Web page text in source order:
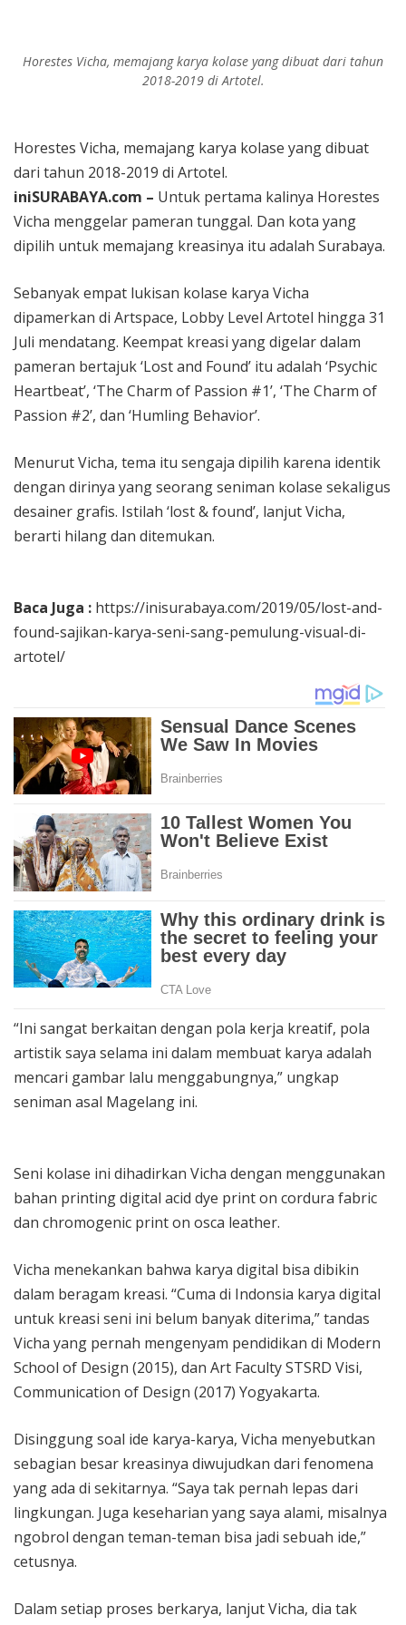
Horestes Vicha, memajang karya kolase yang dibuat dari tahun
2018-2019 di Artotel.
Horestes Vicha, memajang karya kolase yang dibuat
dari tahun 2018-2019 di Artotel.
iniSURABAYA.com – Untuk pertama kalinya Horestes
Vicha menggelar pameran tunggal. Dan kota yang
dipilih untuk memajang kreasinya itu adalah Surabaya.
Sebanyak empat lukisan kolase karya Vicha
dipamerkan di Artspace, Lobby Level Artotel hingga 31
Juli mendatang. Keempat kreasi yang digelar dalam
pameran bertajuk ‘Lost and Found’ itu adalah ‘Psychic
Heartbeat’, ‘The Charm of Passion #1’, ‘The Charm of
Passion #2’, dan ‘Humling Behavior’.
Menurut Vicha, tema itu sengaja dipilih karena identik
dengan dirinya yang seorang seniman kolase sekaligus
desainer grafis. Istilah ‘lost & found’, lanjut Vicha,
berarti hilang dan ditemukan.
Baca Juga : https://inisurabaya.com/2019/05/lost-and-
found-sajikan-karya-seni-sang-pemulung-visual-di-
artotel/
“Ini sangat berkaitan dengan pola kerja kreatif, pola
artistik saya selama ini dalam membuat karya adalah
mencari gambar lalu menggabungnya,” ungkap
seniman asal Magelang ini.
Seni kolase ini dihadirkan Vicha dengan menggunakan
bahan printing digital acid dye print on cordura fabric
dan chromogenic print on osca leather.
Vicha menekankan bahwa karya digital bisa dibikin
dalam beragam kreasi. “Cuma di Indonsia karya digital
untuk kreasi seni ini belum banyak diterima,” tandas
Vicha yang pernah mengenyam pendidikan di Modern
School of Design (2015), dan Art Faculty STSRD Visi,
Communication of Design (2017) Yogyakarta.
Disinggung soal ide karya-karya, Vicha menyebutkan
sebagian besar kreasinya diwujudkan dari fenomena
yang ada di sekitarnya. “Saya tak pernah lepas dari
lingkungan. Juga keseharian yang saya alami, misalnya
ngobrol dengan teman-teman bisa jadi sebuah ide,”
cetusnya.
Dalam setiap proses berkarya, lanjut Vicha, dia tak